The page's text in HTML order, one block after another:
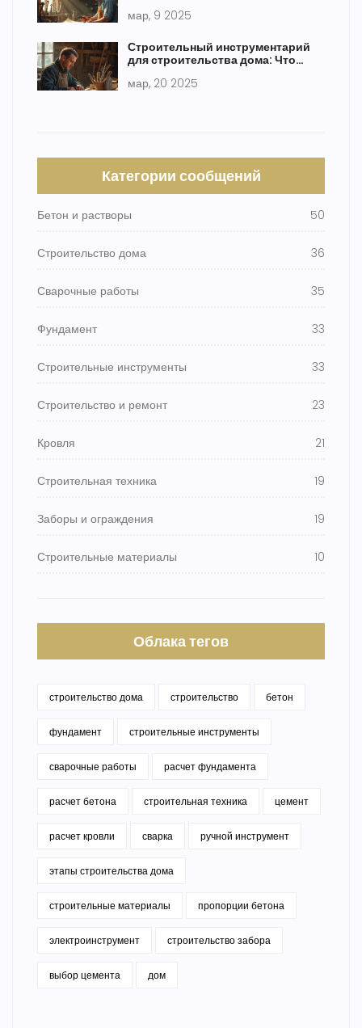
мар, 9 2025
Строительный инструментарий
для строительства дома: Что
мар, 20 2025
Категории сообщений
Бетон и растворы 50
Строительство дома 36
Сварочные работы 35
Фундамент 33
Строительные инструменты 33
Строительство и ремонт 23
Кровля 21
Строительная техника 19
Заборы и ограждения 19
Строительные материалы 10
Облака тегов
строительство дома строительство бетон
фундамент строительные инструменты
сварочные работы расчет фундамента
расчет бетона строительная техника цемент
расчет кровли сварка ручной инструмент
этапы строительства дома
строительные материалы пропорции бетона
электроинструмент строительство забора
выбор цемента дом